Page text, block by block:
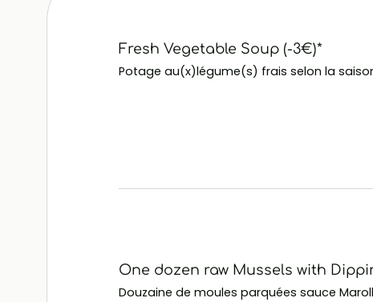
Fresh Vegetable Soup (-3€)*
Potage au(x)légume(s) frais selon la
One dozen raw Mussels with
Douzaine de moules parquées sauce